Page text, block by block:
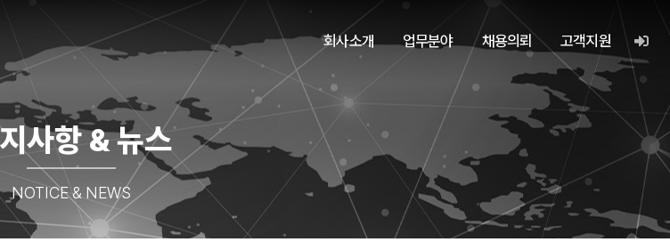
회사소개 업무분야 채용의뢰 고객지원
사항 & 뉴스
NOTICE & NEWS